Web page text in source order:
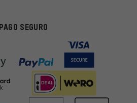
PAGO SEGURO